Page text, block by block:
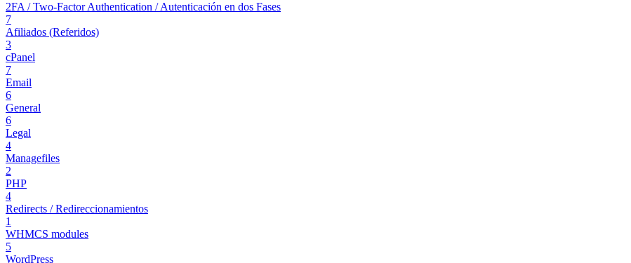
2FA / Two-Factor Authentication / Autenticación en dos Fases
7
Afiliados (Referidos)
3
cPanel
7
Email
6
General
6
Legal
4
Managefiles
2
PHP
4
Redirects / Redireccionamientos
1
WHMCS modules
5
WordPress